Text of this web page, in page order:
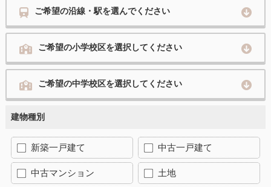
ご希望の沿線・駅を選んでください
ご希望の小学校区を選択してください
ご希望の中学校区を選択してください
建物種別
新築一戸建て 中古一戸建て
中古マンション 土地